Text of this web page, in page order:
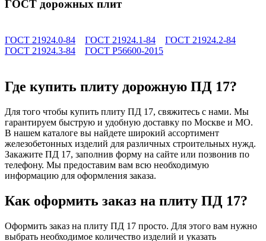
ГОСТ дорожных плит
ГОСТ 21924.0-84 ГОСТ 21924.1-84
ГОСТ 21924.2-84
ГОСТ 21924.3-84
ГОСТ Р56600-2015
Где купить плиту дорожную ПД 17?
Для того чтобы купить плиту ПД 17, свяжитесь с нами. Мы
гарантируем быструю и удобную доставку по Москве и МО.
В нашем каталоге вы найдете широкий ассортимент
железобетонных изделий для различных строительных нужд.
Закажите ПД 17, заполнив форму на сайте или позвонив по
телефону. Мы предоставим вам всю необходимую
информацию для оформления заказа.
Как оформить заказ на плиту ПД 17?
Оформить заказ на плиту ПД 17 просто. Для этого вам нужно
выбрать необходимое количество изделий и указать